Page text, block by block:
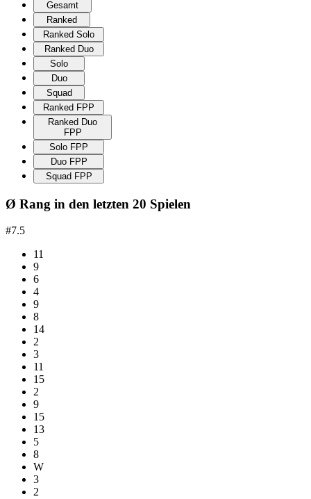
Gesamt
Ranked
Ranked Solo
Ranked Duo
Solo
Duo
Squad
Ranked FPP
Ranked Duo
FPP
Solo FPP
Duo FPP
Squad FPP
Ø Rang in den letzten 20 Spielen
#7.5
11
9
6
4
9
8
14
2
3
11
15
2
9
15
13
5
8
W
3
2